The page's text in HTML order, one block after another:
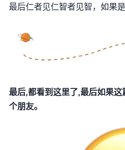
最后仁者见仁智者见智，如果
最后,都看到这里了,最后如果
个朋友。